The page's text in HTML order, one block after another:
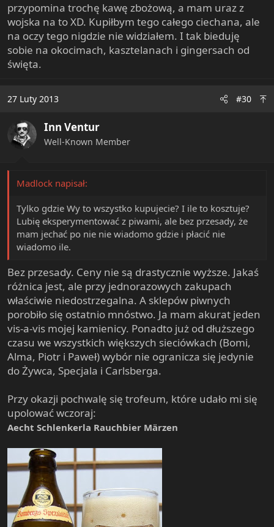
przypomina trochę kawę zbożową, a mam uraz z
wojska na to XD. Kupiłbym tego całego ciechana, ale
na oczy tego nigdzie nie widziałem. I tak bieduję
sobie na okocimach, kasztelanach i gingersach od
święta.
27 Luty 2013 #30
Inn Ventur
Well-Known Member
Madlock napisał:
Tylko gdzie Wy to wszystko kupujecie? I ile to kosztuje?
Lubię eksperymentować z piwami, ale bez przesady, że
mam jechać po nie nie wiadomo gdzie i płacić nie
wiadomo ile.
Bez przesady. Ceny nie są drastycznie wyższe. Jakaś
różnica jest, ale przy jednorazowych zakupach
właściwie niedostrzegalna. A sklepów piwnych
porobiło się ostatnio mnóstwo. Ja mam akurat jeden
vis-a-vis mojej kamienicy. Ponadto już od dłuższego
czasu we wszystkich większych sieciówkach (Bomi,
Alma, Piotr i Paweł) wybór nie ogranicza się jedynie
do Żywca, Specjala i Carlsberga.
Przy okazji pochwalę się trofeum, które udało mi się
upolować wczoraj:
Aecht Schlenkerla Rauchbier Märzen